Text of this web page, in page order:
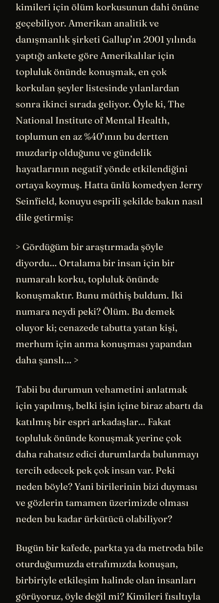
kimileri için ölüm korkusunun dahi önüne
geçebiliyor. Amerikan analitik ve
danışmanlık şirketi Gallup’ın 2001 yılında
yaptığı ankete göre Amerikalılar için
topluluk önünde konuşmak, en çok
korkulan şeyler listesinde yılanlardan
sonra ikinci sırada geliyor. Öyle ki, The
National Institute of Mental Health,
toplumun en az %40’ının bu dertten
muzdarip olduğunu ve gündelik
hayatlarının negatif yönde etkilendiğini
ortaya koymuş. Hatta ünlü komedyen Jerry
Seinfield, konuyu esprili şekilde bakın nasıl
dile getirmiş:
> Gördüğüm bir araştırmada şöyle
diyordu… Ortalama bir insan için bir
numaralı korku, topluluk önünde
konuşmaktır. Bunu müthiş buldum. İki
numara neydi peki? Ölüm. Bu demek
oluyor ki; cenazede tabutta yatan kişi,
merhum için anma konuşması yapandan
daha şanslı… >
Tabii bu durumun vehametini anlatmak
için yapılmış, belki işin içine biraz abartı da
katılmış bir espri arkadaşlar… Fakat
topluluk önünde konuşmak yerine çok
daha rahatsız edici durumlarda bulunmayı
tercih edecek pek çok insan var. Peki
neden böyle? Yani birilerinin bizi duyması
ve gözlerin tamamen üzerimizde olması
neden bu kadar ürkütücü olabiliyor?
Bugün bir kafede, parkta ya da metroda bile
oturduğumuzda etrafımızda konuşan,
birbiriyle etkileşim halinde olan insanları
görüyoruz, öyle değil mi? Kimileri fısıltıyla